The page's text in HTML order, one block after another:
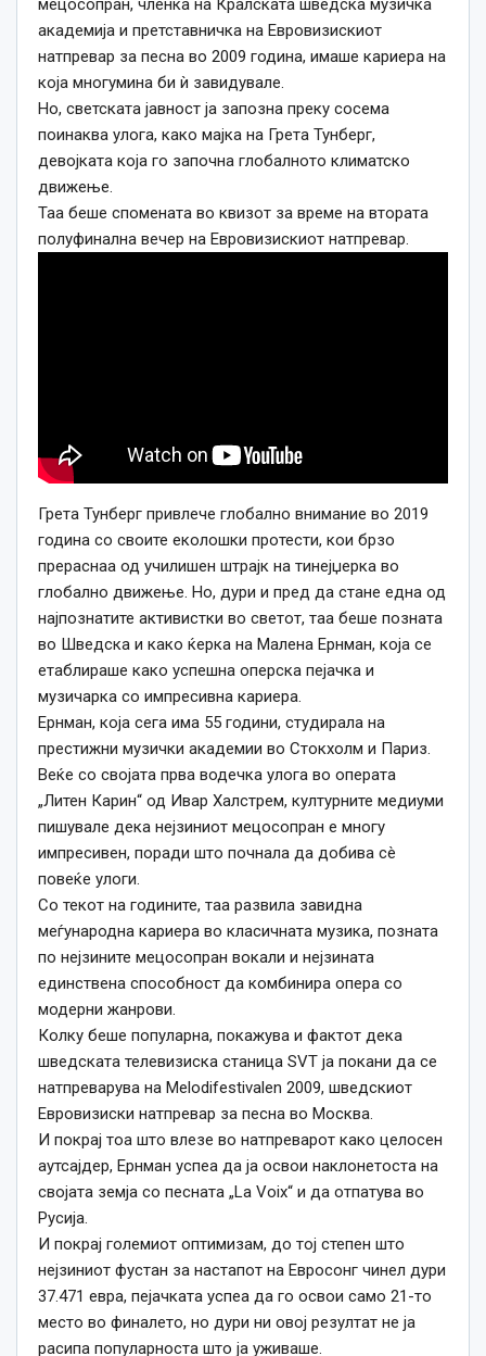
академија и претставничка на Евровизискиот
натпревар за песна во 2009 година, имаше кариера на
која многумина би ѝ завидувале.
Но, светската јавност ја запозна преку сосема
поинаква улога, како мајка на Грета Тунберг,
девојката која го започна глобалното климатско
движење.
Таа беше спомената во квизот за време на втората
полуфинална вечер на Евровизискиот натпревар.
Грета Тунберг привлече глобално внимание во 2019
година со своите еколошки протести, кои брзо
прераснаа од училишен штрајк на тинејџерка во
глобално движење. Но, дури и пред да стане една од
најпознатите активистки во светот, таа беше позната
во Шведска и како ќерка на Малена Ернман, која се
етаблираше како успешна оперска пејачка и
музичарка со импресивна кариера.
Ернман, која сега има 55 години, студирала на
престижни музички академии во Стокхолм и Париз.
Веќе со својата прва водечка улога во операта
„Литен Карин“ од Ивар Халстрем, културните медиуми
пишувале дека нејзиниот мецосопран е многу
импресивен, поради што почнала да добива сè
повеќе улоги.
Со текот на годините, таа развила завидна
меѓународна кариера во класичната музика, позната
по нејзините мецосопран вокали и нејзината
единствена способност да комбинира опера со
модерни жанрови.
Колку беше популарна, покажува и фактот дека
шведската телевизиска станица SVT ја покани да се
натпреварува на Melodifestivalen 2009, шведскиот
Евровизиски натпревар за песна во Москва.
И покрај тоа што влезе во натпреварот како целосен
аутсајдер, Ернман успеа да ја освои наклонетоста на
својата земја со песната „La Voix“ и да отпатува во
Русија.
И покрај големиот оптимизам, до тој степен што
нејзиниот фустан за настапот на Евросонг чинел дури
37.471 евра, пејачката успеа да го освои само 21-то
место во финалето, но дури ни овој резултат не ја
расипа популарноста што ја уживаше.